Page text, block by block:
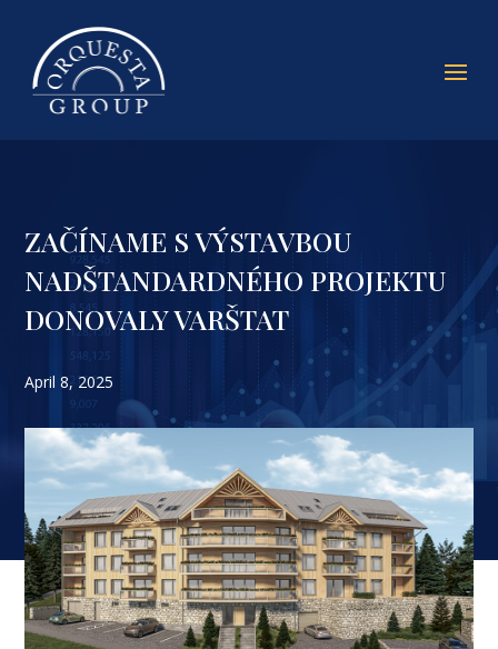
ZAČÍNAME S VÝSTAVBOU
NADŠTANDARDNÉHO PROJEKTU
DONOVALY VARŠTAT
April 8, 2025